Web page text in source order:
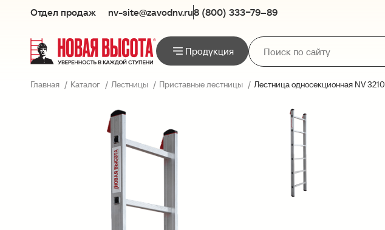
Отдел продаж nv-site@zavodnv.ru8 (800) 333−79–89
Продукция
Главная Каталог Лестницы Приставные лестницы Лестница односекционная NV 3210